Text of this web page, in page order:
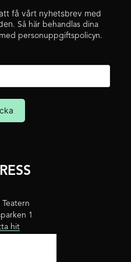
få vårt nyhetsbrev med
Så här behandlas dina
personuppgiftspolicyn.
Teatern
1
hit